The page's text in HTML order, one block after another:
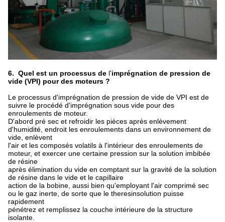
6. Quel est un processus de l'imprégnation de pression de
vide (VPI) pour des moteurs ?
Le processus d'imprégnation de pression de vide de VPI est de
suivre le procédé d'imprégnation sous vide pour des
enroulements de moteur.
D'abord pré sec et refroidir les pièces après enlèvement
d'humidité, endroit les enroulements dans un environnement de
vide, enlèvent
l'air et les composés volatils à l'intérieur des enroulements de
moteur, et exercer une certaine pression sur la solution imbibée
de résine
après élimination du vide en comptant sur la gravité de la solution
de résine dans le vide et le capillaire
action de la bobine, aussi bien qu'employant l'air comprimé sec
ou le gaz inerte, de sorte que le theresinsolution puisse
rapidement
pénétrez et remplissez la couche intérieure de la structure
isolante.